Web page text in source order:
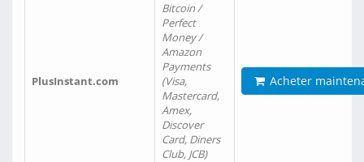
PlusInstant.com
Bitcoin /
Perfect
Money /
Amazon
Payments
(Visa,
Mastercard,
Amex,
Discover
Card, Diners
Club, JCB)
Acheter